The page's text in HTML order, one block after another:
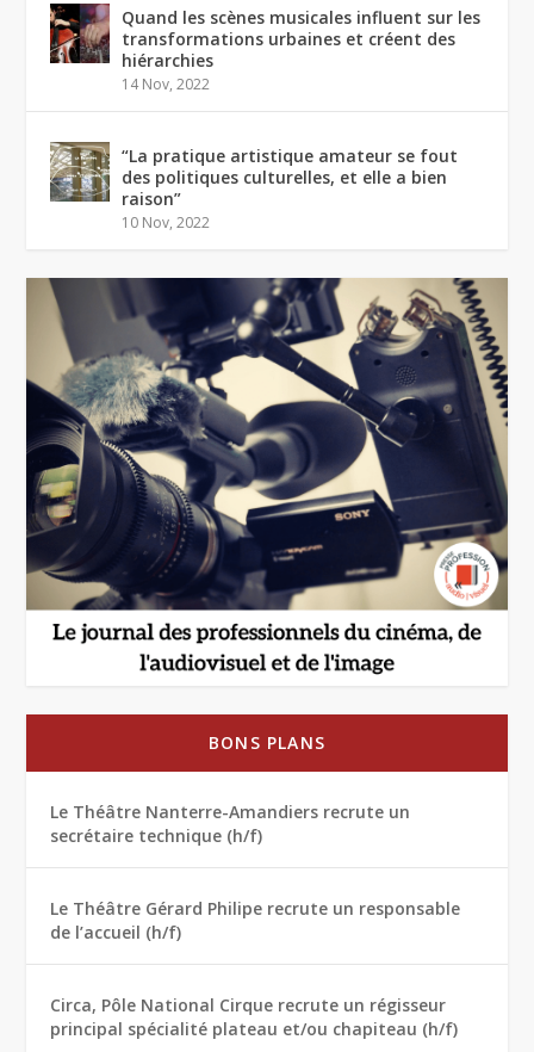
Quand les scènes musicales influent sur les
transformations urbaines et créent des
hiérarchies
14 Nov, 2022
“La pratique artistique amateur se fout
des politiques culturelles, et elle a bien
raison”
10 Nov, 2022
BONS PLANS
Le Théâtre Nanterre-Amandiers recrute un
secrétaire technique (h/f)
Le Théâtre Gérard Philipe recrute un responsable
de l’accueil (h/f)
Circa, Pôle National Cirque recrute un régisseur
principal spécialité plateau et/ou chapiteau (h/f)